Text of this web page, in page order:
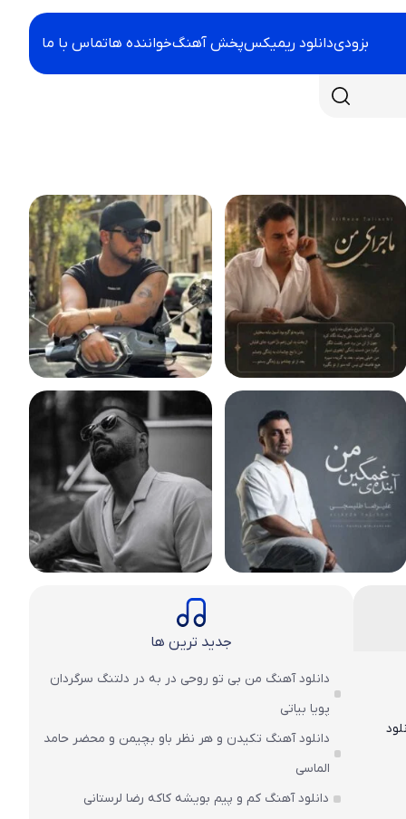
بزودیدانلود ریمیکسپخش آهنگخواننده هاتماس با ما
جدید ترین ها
دانلود آهنگ من بی تو روحی در به در دلتنگ سرگردان
پویا بیاتی
دانلود آهنگ تکیدن و هر نظر باو بچیمن و محضر حامد
الماسی
دانلود آهنگ کم و پیم بویشه کاکه رضا لرستانی